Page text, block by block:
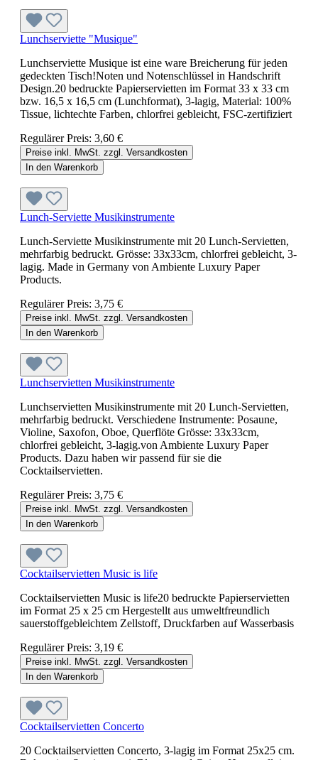
Lunchserviette "Musique"
Lunchserviette Musique ist eine ware Breicherung für jeden
gedeckten Tisch!Noten und Notenschlüssel in Handschrift
Design.20 bedruckte Papierservietten im Format 33 x 33 cm
bzw. 16,5 x 16,5 cm (Lunchformat), 3-lagig, Material: 100%
Tissue, lichtechte Farben, chlorfrei gebleicht, FSC-zertifiziert
Regulärer Preis: 3,60 €
Preise inkl. MwSt. zzgl. Versandkosten
In den Warenkorb
Lunch-Serviette Musikinstrumente
Lunch-Serviette Musikinstrumente mit 20 Lunch-Servietten,
mehrfarbig bedruckt. Grösse: 33x33cm, chlorfrei gebleicht, 3-
lagig. Made in Germany von Ambiente Luxury Paper
Products.
Regulärer Preis: 3,75 €
Preise inkl. MwSt. zzgl. Versandkosten
In den Warenkorb
Lunchservietten Musikinstrumente
Lunchservietten Musikinstrumente mit 20 Lunch-Servietten,
mehrfarbig bedruckt. Verschiedene Instrumente: Posaune,
Violine, Saxofon, Oboe, Querflöte Grösse: 33x33cm,
chlorfrei gebleicht, 3-lagig.von Ambiente Luxury Paper
Products. Dazu haben wir passend für sie die
Cocktailservietten.
Regulärer Preis: 3,75 €
Preise inkl. MwSt. zzgl. Versandkosten
In den Warenkorb
Cocktailservietten Music is life
Cocktailservietten Music is life20 bedruckte Papierservietten
im Format 25 x 25 cm Hergestellt aus umweltfreundlich
sauerstoffgebleichtem Zellstoff, Druckfarben auf Wasserbasis
Regulärer Preis: 3,19 €
Preise inkl. MwSt. zzgl. Versandkosten
In den Warenkorb
Cocktailservietten Concerto
20 Cocktailservietten Concerto, 3-lagig im Format 25x25 cm.